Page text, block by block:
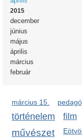
2015
december
június
május
április
március
február
március 15.
történelem film
művészet